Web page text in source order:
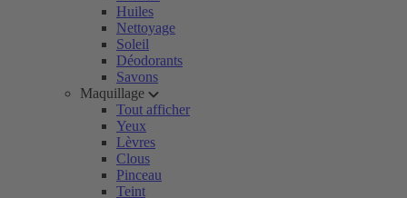
Huiles
Nettoyage
Soleil
Déodorants
Savons
Maquillage
Tout afficher
Yeux
Lèvres
Clous
Pinceau
Teint